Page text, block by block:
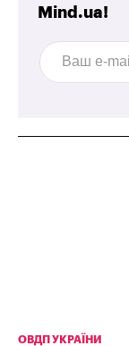
Mind.ua!
ОВДП УКРАЇНИ